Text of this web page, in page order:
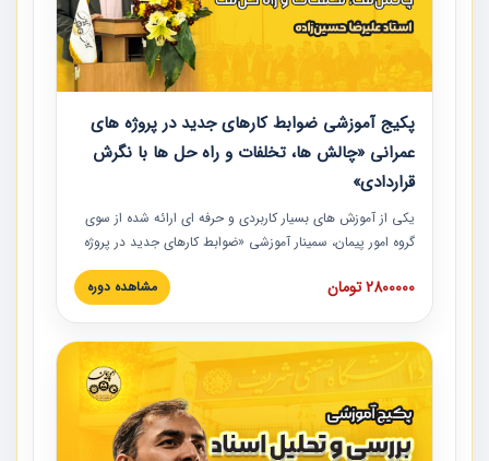
پکیج آموزشی ضوابط کارهای جدید در پروژه های
عمرانی «چالش ها، تخلفات و راه حل ها با نگرش
قراردادی»
یکی از آموزش‏‏‏‏‏‏ های بسیار کاربردی و حرفه‏ ای ارائه شده از سوی
گروه امور پیمان، سمینار آموزشی «ضوابط کارهای جدید در پروژه
های عمرانی» چالش ها، تخلفات و راه حل ها با نگرش قراردادی
است که در محل سندیکای شرکت های ساختمانی کشور ارائه شد.
مدارک پیمان به همراه تجربیات عملی ارائه شده است.
2800000 تومان مشاهده دوره